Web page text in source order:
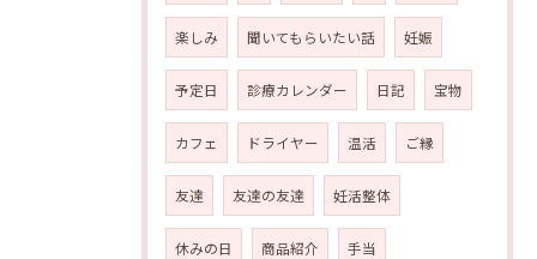
楽しみ 聞いてもらいたい話 妊娠
予定日 診療カレンダー 日記 宝物
カフェ ドライヤー 温活 ご縁
友達 友達の友達 妊活整体
休みの日 商品紹介 手当